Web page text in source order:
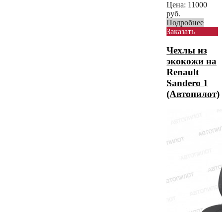
Цена: 11000
руб.
Подробнее
Заказать
Чехлы из
экокожи на
Renault
Sandero 1
(Автопилот)